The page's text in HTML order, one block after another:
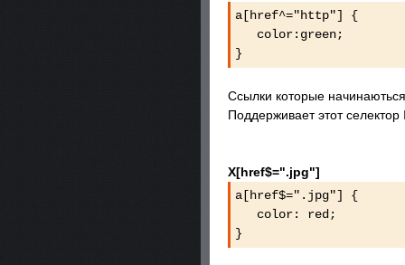
a[href^="http"] {
color:green;
}
Ссылки которые
Поддерживает этот
X[href$=".jpg"]
a[href$=".jpg"] {
color: red;
}